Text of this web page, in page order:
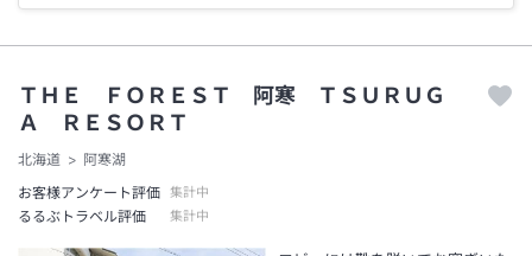
ＴＨＥ ＦＯＲＥＳＴ 阿寒 ＴＳＵＲＵＧ
Ａ ＲＥＳＯＲＴ
北海道
阿寒湖
お客様アンケート評価
集計中
るるぶトラベル評価 集計中